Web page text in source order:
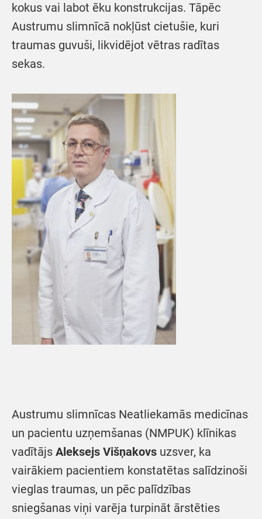
kokus vai labot ēku konstrukcijas. Tāpēc
Austrumu slimnīcā nokļūst cietušie, kuri
traumas guvuši, likvidējot vētras radītas
sekas.
Austrumu slimnīcas Neatliekamās medicīnas
un pacientu uzņemšanas (NMPUK) klīnikas
vadītājs Aleksejs Višņakovs uzsver, ka
vairākiem pacientiem konstatētas salīdzinoši
vieglas traumas, un pēc palīdzības
sniegšanas viņi varēja turpināt ārstēties